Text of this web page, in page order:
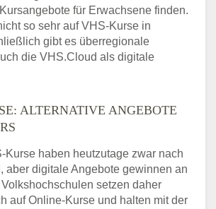
für Erwachsene finden.
so sehr auf VHS-Kurse in
gibt es überregionale
die VHS.Cloud als digitale
ALTERNATIVE ANGEBOTE
Kurse haben heutzutage zwar nach
aber digitale Angebote gewinnen an
setzen daher
auf Online-Kurse und halten mit der